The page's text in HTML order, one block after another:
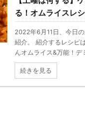
る！オムライスレ
2022年6月11日、今日
紹介。 紹介するレシピ
んオムライス&万能！デ
続きを見る